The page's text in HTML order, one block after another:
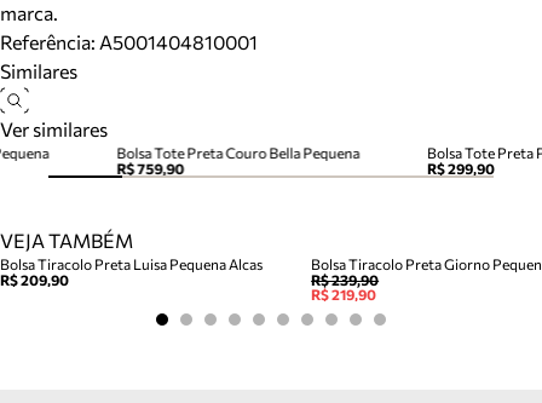
marca.
Referência: A5001404810001
Similares
Ver similares
Bolsa Tote Preta Couro Bella Pequena
R$ 759,90
Bolsa Tote Preta
R$ 299,90
VEJA TAMBÉM
Bolsa Tiracolo Preta Luisa Pequena Alcas
R$ 209,90
Bolsa Tiracolo Preta Giorno
R$ 239,90
R$ 219,90